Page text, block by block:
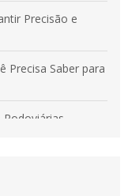
Precisão e
Precisa Saber para